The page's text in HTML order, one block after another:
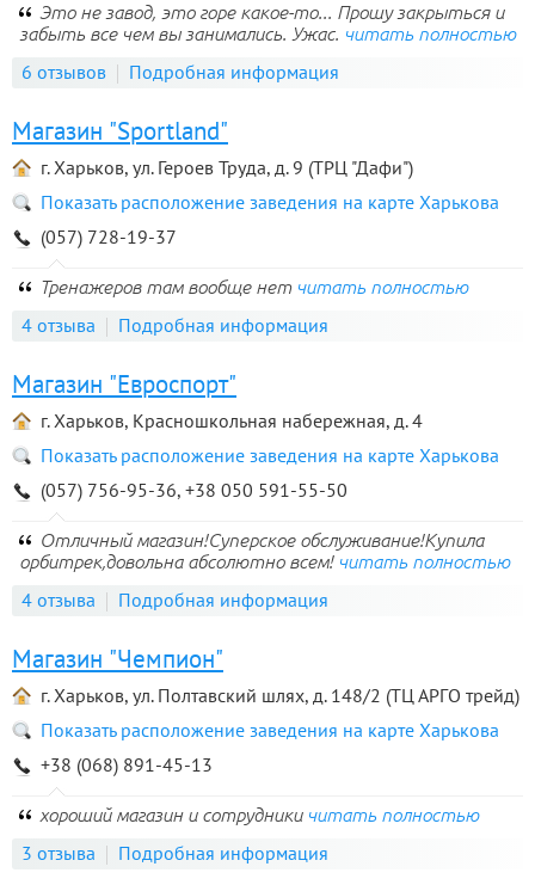
Это не завод, это горе какое-то... Прошу закрыться и
забыть все чем вы занимались. Ужас. читать полностью
6 отзывов Подробная информация
Магазин "Sportland"
г. Харьков, ул. Героев Труда, д. 9 (ТРЦ "Дафи")
Показать расположение заведения на карте Харькова
(057) 728-19-37
Тренажеров там вообще нет читать полностью
4 отзыва Подробная информация
Магазин "Евроспорт"
г. Харьков, Красношкольная набережная, д. 4
Показать расположение заведения на карте Харькова
(057) 756-95-36, +38 050 591-55-50
Отличный магазин!Суперское обслуживание!Купила
орбитрек,довольна абсолютно всем! читать полностью
4 отзыва Подробная информация
Магазин "Чемпион"
г. Харьков, ул. Полтавский шлях, д. 148/2 (ТЦ АРГО трейд)
Показать расположение заведения на карте Харькова
+38 (068) 891-45-13
хороший магазин и сотрудники читать полностью
3 отзыва Подробная информация